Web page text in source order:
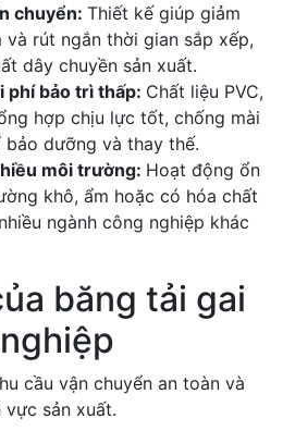
chuyển: Thiết kế giúp giảm
và rút ngắn thời gian sắp xếp,
dây chuyền sản xuất.
phí bảo trì thấp: Chất liệu PVC,
hợp chịu lực tốt, chống mài
bảo dưỡng và thay thế.
môi trường: Hoạt động ổn
khô, ẩm hoặc có hóa chất
ngành công nghiệp khác
băng tải gai
cầu vận chuyển an toàn và
vực sản xuất.